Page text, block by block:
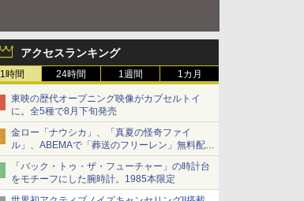
アクセスランキング
1時間 24時間 1週間 1カ月
東映の歴代オープニング映像がカプセルトイ
に。全5種で8月下旬発売
金ロー「ナウシカ」、「真夏の怪奇ファイ
ル」、ABEMAで「葬送のフリーレン」無料配信
など。夏の特番・配信情報
「バック・トゥ・ザ・フューチャー」の時計台
をモチーフにした腕時計。1985本限定